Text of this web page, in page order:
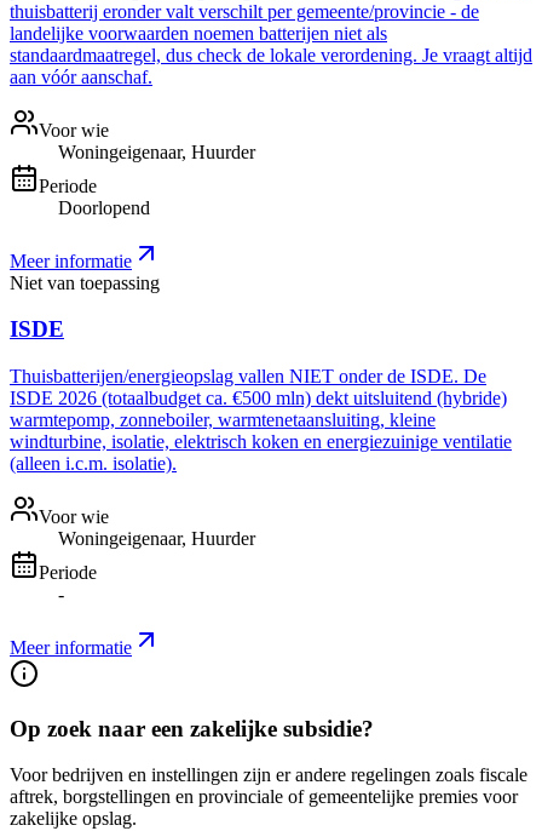
thuisbatterij eronder valt verschilt per gemeente/provincie - de
landelijke voorwaarden noemen batterijen niet als
standaardmaatregel, dus check de lokale verordening. Je vraagt altijd
aan vóór aanschaf.
Voor wie
Woningeigenaar, Huurder
Periode
Doorlopend
Meer informatie
Niet van toepassing
ISDE
Thuisbatterijen/energieopslag vallen NIET onder de ISDE. De
ISDE 2026 (totaalbudget ca. €500 mln) dekt uitsluitend (hybride)
warmtepomp, zonneboiler, warmtenetaansluiting, kleine
windturbine, isolatie, elektrisch koken en energiezuinige ventilatie
(alleen i.c.m. isolatie).
Voor wie
Woningeigenaar, Huurder
Periode
-
Meer informatie
Op zoek naar een zakelijke subsidie?
Voor bedrijven en instellingen zijn er andere regelingen zoals fiscale
aftrek, borgstellingen en provinciale of gemeentelijke premies voor
zakelijke opslag.